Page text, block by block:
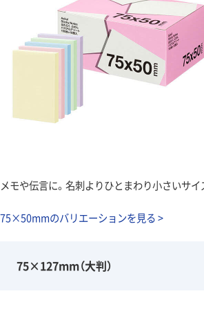
メモや伝言に。名刺よりひとまわり小さいサイ
75×50mmのバリエーションを見る >
75×127mm（大判）